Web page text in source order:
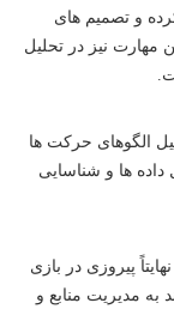
و تصمیم های
مهارت نیز در تحلیل
الگوهای حرکت ها
داده ها و شناسایی
پیروزی در بازی
به مدیریت منابع و